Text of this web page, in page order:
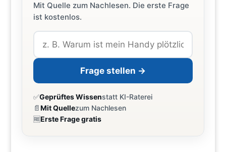
Mit Quelle zum Nachlesen. Die erste Frage
ist kostenlos.
Frage stellen →
✅Geprüftes Wissenstatt KI-Raterei
📄Mit Quellezum Nachlesen
🆓Erste Frage gratis